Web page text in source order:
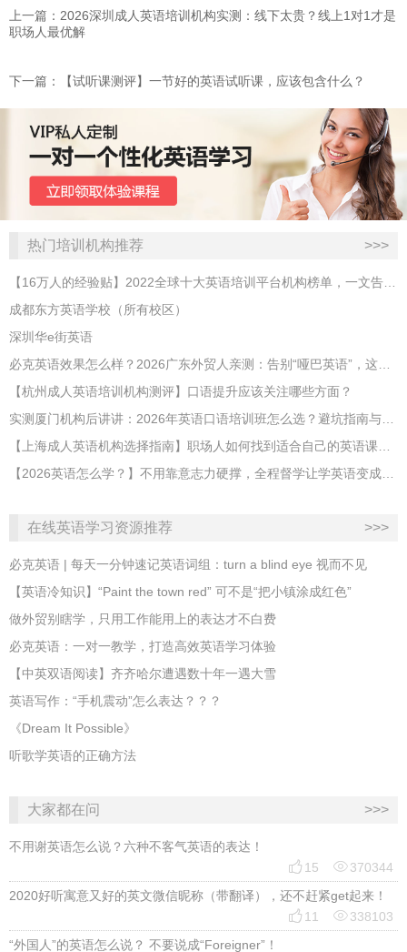
上一篇：2026深圳成人英语培训机构实测：线下太贵？线上1对1才是
职场人最优解
下一篇：​【试听课测评】一节好的英语试听课，应该包含什么？
热门培训机构推荐 >>>
【16万人的经验贴】2022全球十大英语培训平台机构榜单，一文告诉你
成都东方英语学校（所有校区）
深圳华e街英语
必克英语效果怎么样？2026广东外贸人亲测：告别“哑巴英语”，这才是成年人最高效的自救指南！
【杭州成人英语培训机构测评】口语提升应该关注哪些方面？
实测厦门机构后讲讲：2026年英语口语培训班怎么选？避坑指南与高效学习新范式
【上海成人英语机构选择指南】职场人如何找到适合自己的英语课程？
【2026英语怎么学？】不用靠意志力硬撑，全程督学让学英语变成日常习惯
在线英语学习资源推荐 >>>
必克英语 | 每天一分钟速记英语词组：turn a blind eye 视而不见
​【英语冷知识】“Paint the town red” 可不是“把小镇涂成红色”
做外贸别瞎学，只用工作能用上的表达才不白费
必克英语：一对一教学，打造高效英语学习体验
【中英双语阅读】齐齐哈尔遭遇数十年一遇大雪
英语写作：“手机震动”怎么表达？？？
《Dream It Possible》
听歌学英语的正确方法
大家都在问 >>>
不用谢英语怎么说？六种不客气英语的表达！
 15 370344
2020好听寓意又好的英文微信昵称（带翻译），还不赶紧get起来！
 11 338103
“外国人”的英语怎么说？ 不要说成“Foreigner”！